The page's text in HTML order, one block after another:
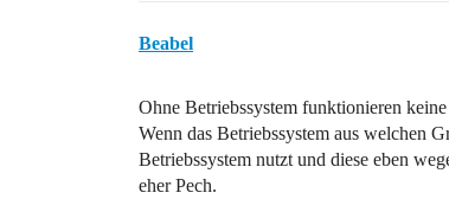
Beabel
Ohne Betriebssystem funktionieren
Wenn das Betriebssystem aus welchen
Betriebssystem nutzt und diese eben
eher Pech.